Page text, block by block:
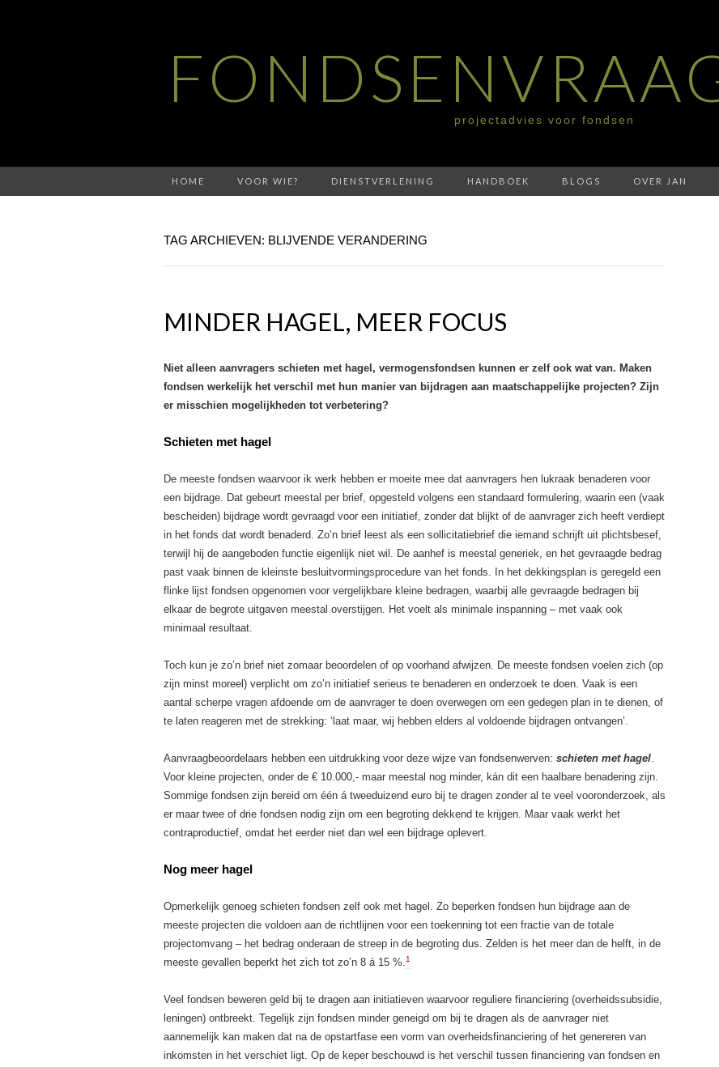
projectadvies voor fondsen
HOME VOOR WIE? DIENSTVERLENING HANDBOEK BLOGS OVER JAN
TAG ARCHIEVEN: BLIJVENDE VERANDERING
MINDER HAGEL, MEER FOCUS
Niet alleen aanvragers schieten met hagel, vermogensfondsen kunnen er zelf ook wat van. Maken
fondsen werkelijk het verschil met hun manier van bijdragen aan maatschappelijke projecten? Zijn
er misschien mogelijkheden tot verbetering?
Schieten met hagel
De meeste fondsen waarvoor ik werk hebben er moeite mee dat aanvragers hen lukraak benaderen voor
een bijdrage. Dat gebeurt meestal per brief, opgesteld volgens een standaard formulering, waarin een (vaak
bescheiden) bijdrage wordt gevraagd voor een initiatief, zonder dat blijkt of de aanvrager zich heeft verdiept
in het fonds dat wordt benaderd. Zo’n brief leest als een sollicitatiebrief die iemand schrijft uit plichtsbesef,
terwijl hij de aangeboden functie eigenlijk niet wil. De aanhef is meestal generiek, en het gevraagde bedrag
past vaak binnen de kleinste besluitvormingsprocedure van het fonds. In het dekkingsplan is geregeld een
flinke lijst fondsen opgenomen voor vergelijkbare kleine bedragen, waarbij alle gevraagde bedragen bij
elkaar de begrote uitgaven meestal overstijgen. Het voelt als minimale inspanning – met vaak ook
minimaal resultaat.
Toch kun je zo’n brief niet zomaar beoordelen of op voorhand afwijzen. De meeste fondsen voelen zich (op
zijn minst moreel) verplicht om zo’n initiatief serieus te benaderen en onderzoek te doen. Vaak is een
aantal scherpe vragen afdoende om de aanvrager te doen overwegen om een gedegen plan in te dienen, of
te laten reageren met de strekking: ‘laat maar, wij hebben elders al voldoende bijdragen ontvangen’.
Aanvraagbeoordelaars hebben een uitdrukking voor deze wijze van fondsenwerven: schieten met hagel.
Voor kleine projecten, onder de € 10.000,- maar meestal nog minder, kán dit een haalbare benadering zijn.
Sommige fondsen zijn bereid om één á tweeduizend euro bij te dragen zonder al te veel vooronderzoek, als
er maar twee of drie fondsen nodig zijn om een begroting dekkend te krijgen. Maar vaak werkt het
contraproductief, omdat het eerder niet dan wel een bijdrage oplevert.
Nog meer hagel
Opmerkelijk genoeg schieten fondsen zelf ook met hagel. Zo beperken fondsen hun bijdrage aan de
meeste projecten die voldoen aan de richtlijnen voor een toekenning tot een fractie van de totale
projectomvang – het bedrag onderaan de streep in de begroting dus. Zelden is het meer dan de helft, in de
meeste gevallen beperkt het zich tot zo’n 8 á 15 %.1
Veel fondsen beweren geld bij te dragen aan initiatieven waarvoor reguliere financiering (overheidssubsidie,
leningen) ontbreekt. Tegelijk zijn fondsen minder geneigd om bij te dragen als de aanvrager niet
aannemelijk kan maken dat na de opstartfase een vorm van overheidsfinanciering of het genereren van
inkomsten in het verschiet ligt. Op de keper beschouwd is het verschil tussen financiering van fondsen en